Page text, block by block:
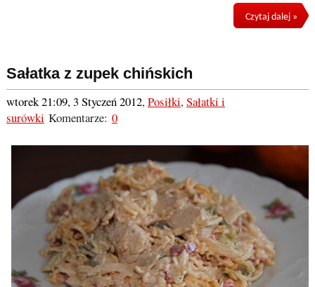
Czytaj dalej »
Sałatka z zupek chińskich
wtorek 21:09, 3 Styczeń 2012,Posiłki,Sałatki i
surówki Komentarze: 0